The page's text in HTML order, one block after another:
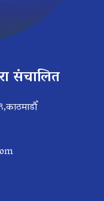
संचालित